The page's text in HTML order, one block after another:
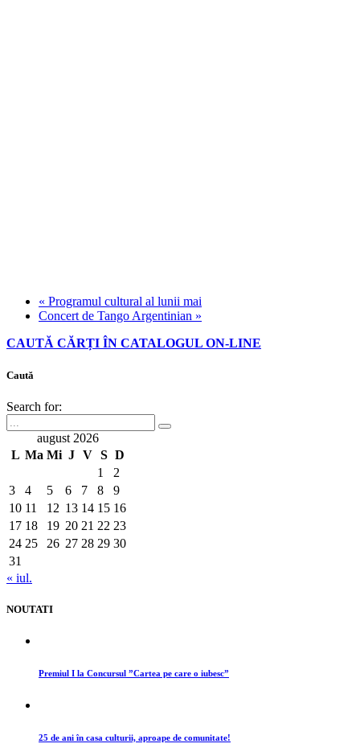
« Programul cultural al lunii mai
Concert de Tango Argentinian »
CAUTĂ CĂRȚI ÎN CATALOGUL ON-LINE
Caută
Search for:
august 2026
L Ma Mi J V S D
1
2
3
4 5 6 7 8
9
10 11 12 13 14 15 16
17 18 19 20 21 22 23
24 25 26 27 28 29 30
31
« iul.
NOUTATI
Premiul I la Concursul ”Cartea pe care o iubesc”
25 de ani în casa culturii, aproape de comunitate!